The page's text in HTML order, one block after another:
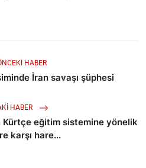
HABER
İran savaşı şüphesi
HABER
Kürtçe eğitim sistemine yönelik
karşı hare...